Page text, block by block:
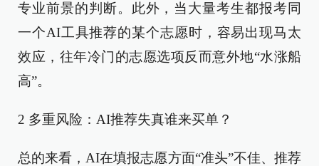
专业前景的判断。此外，当大量考生都报考同
一个AI工具推荐的某个志愿时，容易出现马太
效应，往年冷门的志愿选项反而意外地“水涨船
高”。
2 多重风险：AI推荐失真谁来买单？
总的来看，AI在填报志愿方面“准头”不佳、推荐